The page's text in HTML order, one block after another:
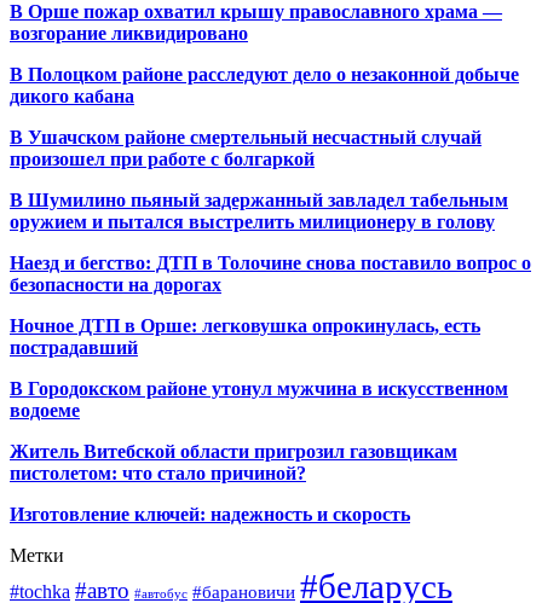
В Орше пожар охватил крышу православного храма —
возгорание ликвидировано
В Полоцком районе расследуют дело о незаконной добыче
дикого кабана
В Ушачском районе смертельный несчастный случай
произошел при работе с болгаркой
В Шумилино пьяный задержанный завладел табельным
оружием и пытался выстрелить милиционеру в голову
Наезд и бегство: ДТП в Толочине снова поставило вопрос о
безопасности на дорогах
Ночное ДТП в Орше: легковушка опрокинулась, есть
пострадавший
В Городокском районе утонул мужчина в искусственном
водоеме
Житель Витебской области пригрозил газовщикам
пистолетом: что стало причиной?
Изготовление ключей: надежность и скорость
Метки
#tochka #авто #автобус #барановичи #беларусь